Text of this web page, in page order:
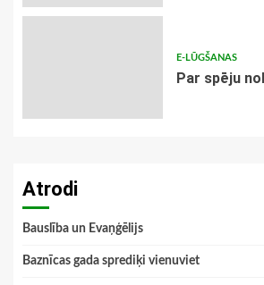
E-LŪGŠANAS
Par spēju
Atrodi
Bauslība un Evaņģēlijs
Baznīcas gada sprediķi vienuviet